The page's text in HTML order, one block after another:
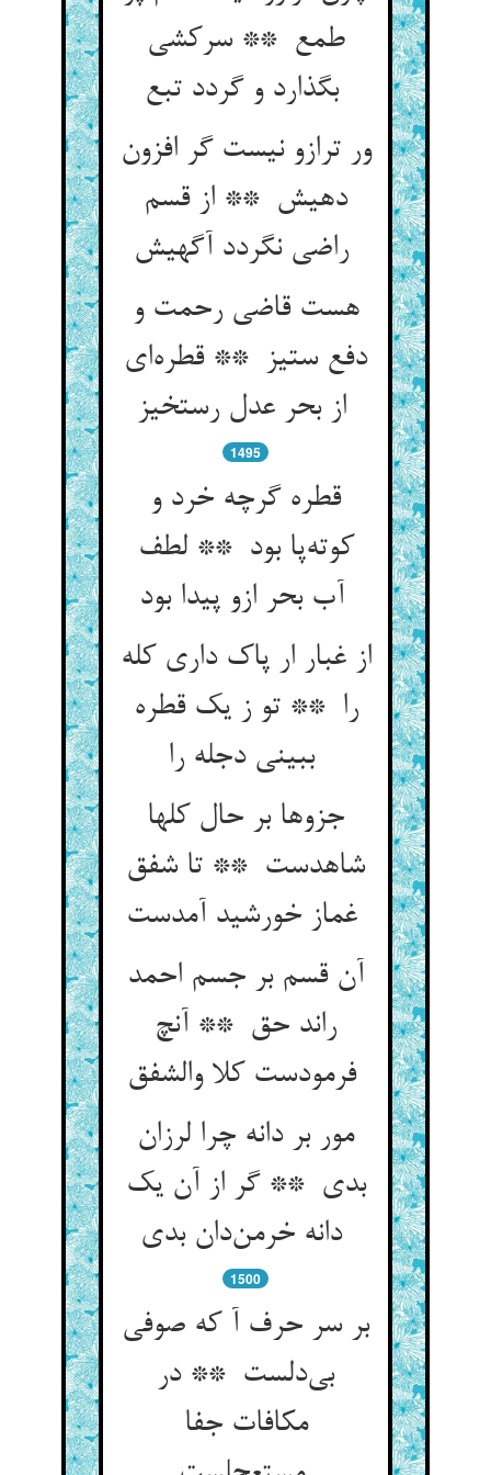
طمع ** سرکشی
بگذارد و گردد تبع
ور ترازو نیست گر افزون
دهیش ** از قسم
هست قاضی رحمت و
دفع ستیز ** قطره‌ای
از بحر عدل رستخیز
1495
قطره گرچه خرد و
کوته‌پا بود ** لطف
از غبار ار پاک داری کله
را ** تو ز یک قطره
ببینی دجله را
جزوها بر حال کلها
شاهدست ** تا شفق
غماز خورشید آمدست
آن قسم بر جسم احمد
راند حق ** آنچ
فرمودست کلا والشفق
مور بر دانه چرا لرزان
بدی ** گر از آن یک
دانه خرمن‌دان بدی
1500
بر سر حرف آ که صوفی
بی‌دلست ** در
مکافات جفا